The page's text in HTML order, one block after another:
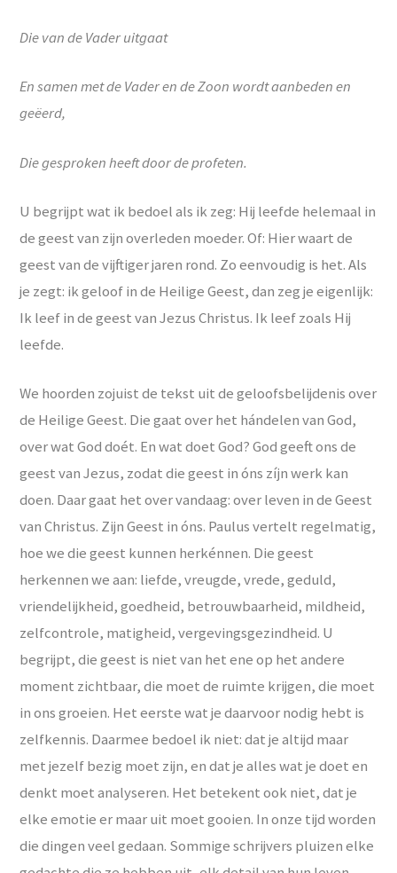
Die van de Vader uitgaat
En samen met de Vader en de Zoon wordt aanbeden en
geëerd,
Die gesproken heeft door de profeten.
U begrijpt wat ik bedoel als ik zeg: Hij leefde helemaal in
de geest van zijn overleden moeder. Of: Hier waart de
geest van de vijftiger jaren rond. Zo eenvoudig is het. Als
je zegt: ik geloof in de Heilige Geest, dan zeg je eigenlijk:
Ik leef in de geest van Jezus Christus. Ik leef zoals Hij
leefde.
We hoorden zojuist de tekst uit de geloofsbelijdenis over
de Heilige Geest. Die gaat over het hándelen van God,
over wat God doét. En wat doet God? God geeft ons de
geest van Jezus, zodat die geest in óns zíjn werk kan
doen. Daar gaat het over vandaag: over leven in de Geest
van Christus. Zijn Geest in óns. Paulus vertelt regelmatig,
hoe we die geest kunnen herkénnen. Die geest
herkennen we aan: liefde, vreugde, vrede, geduld,
vriendelijkheid, goedheid, betrouwbaarheid, mildheid,
zelfcontrole, matigheid, vergevingsgezindheid. U
begrijpt, die geest is niet van het ene op het andere
moment zichtbaar, die moet de ruimte krijgen, die moet
in ons groeien. Het eerste wat je daarvoor nodig hebt is
zelfkennis. Daarmee bedoel ik niet: dat je altijd maar
met jezelf bezig moet zijn, en dat je alles wat je doet en
denkt moet analyseren. Het betekent ook niet, dat je
elke emotie er maar uit moet gooien. In onze tijd worden
die dingen veel gedaan. Sommige schrijvers pluizen elke